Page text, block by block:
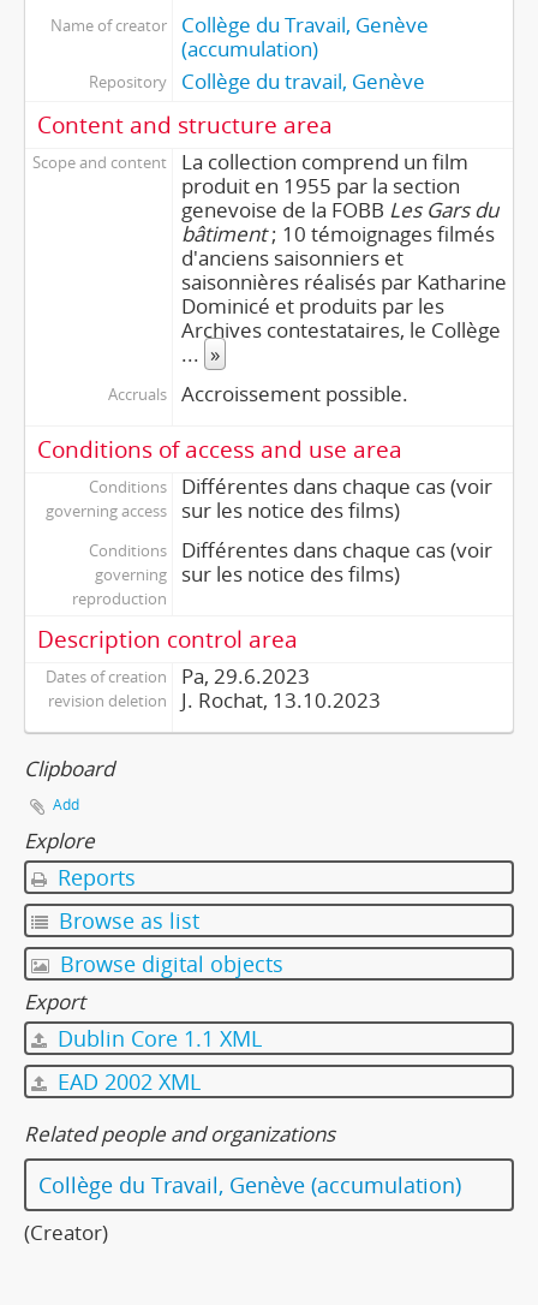
Name of creator
Collège du Travail, Genève
(accumulation)
Repository Collège du travail, Genève
Content and structure area
Scope and content
La collection comprend un film
produit en 1955 par la section
genevoise de la FOBB Les Gars du
bâtiment; 10 témoignages filmés
d'anciens saisonniers et
saisonnières réalisés par Katharine
Dominicé et produits par les
Archives contestataires, le Collège
... »
Accruals Accroissement possible.
Conditions of access and use area
Conditions
governing access
Différentes dans chaque cas (voir
sur les notice des films)
Conditions
governing
reproduction
Différentes dans chaque cas (voir
sur les notice des films)
Description control area
Dates of creation
revision deletion
Pa, 29.6.2023
J. Rochat, 13.10.2023
Clipboard
Add
Explore
Reports
Browse as list
Browse digital objects
Export
Dublin Core 1.1 XML
EAD 2002 XML
Related people and organizations
Collège du Travail, Genève (accumulation)
(Creator)